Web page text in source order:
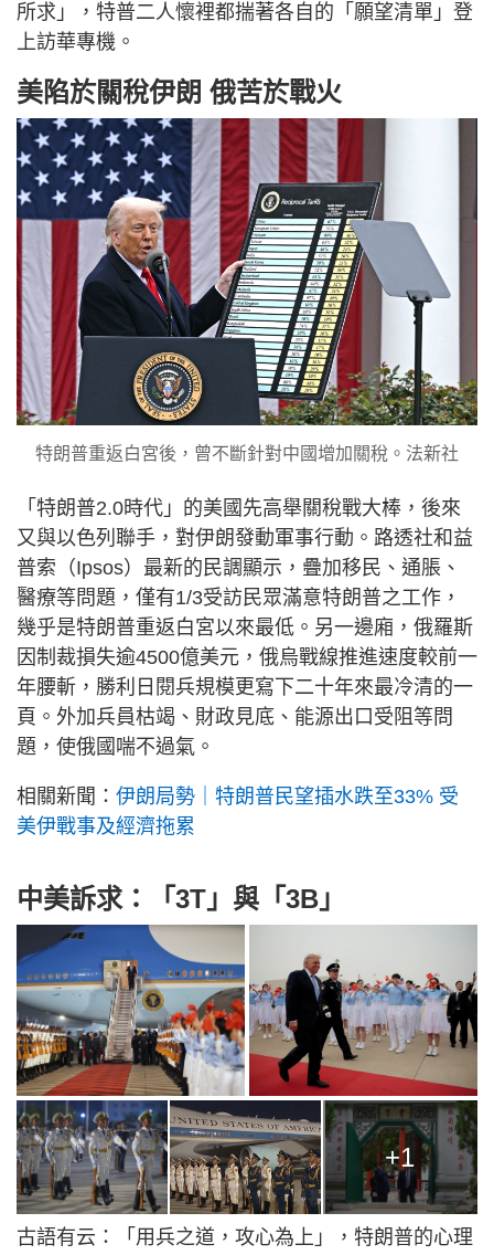
所求」，特普二人懷裡都揣著各自的「願望清單」登
上訪華專機。
美陷於關稅伊朗 俄苦於戰火
特朗普重返白宮後，曾不斷針對中國增加關稅。法新社
「特朗普2.0時代」的美國先高舉關稅戰大棒，後來
又與以色列聯手，對伊朗發動軍事行動。路透社和益
普索（Ipsos）最新的民調顯示，疊加移民、通脹、
醫療等問題，僅有1/3受訪民眾滿意特朗普之工作，
幾乎是特朗普重返白宮以來最低。另一邊廂，俄羅斯
因制裁損失逾4500億美元，俄烏戰線推進速度較前一
年腰斬，勝利日閱兵規模更寫下二十年來最冷清的一
頁。外加兵員枯竭、財政見底、能源出口受阻等問
題，使俄國喘不過氣。
相關新聞： 伊朗局勢｜特朗普民望插水跌至33% 受
美伊戰事及經濟拖累
中美訴求：「3T」與「3B」
+1
古語有云：「用兵之道，攻心為上」，特朗普的心理